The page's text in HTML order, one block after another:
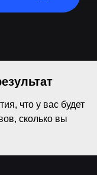
что у вас будет
сколько вы